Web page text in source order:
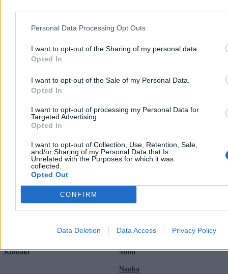
Personal Data Processing Opt Outs
I want to opt-out of the Sharing of my personal data.
Opted In
I want to opt-out of the Sale of my Personal Data.
Opted In
I want to opt-out of processing my Personal Data for
Targeted Advertising.
Opted In
I want to opt-out of Collection, Use, Retention, Sale,
and/or Sharing of my Personal Data that Is
Unrelated with the Purposes for which it was
collected.
Opted Out
CONFIRM
Data Deletion Data Access Privacy Policy
08:59Ośmioletnia Zosia poleci do USA. Sukces charytatywnej
Aktywiści doprowadzają patokierowców do obłędu. Oglądasz
Rosyjskie ataki na Ukrainę. Polska poderwała myśliwce
Zmiany w sądownictwie. Polacy ocenili Waldemara Żurka
prowincjonalna recepcja
Kontakt
Tematy
Kraj
Moto
Nauka